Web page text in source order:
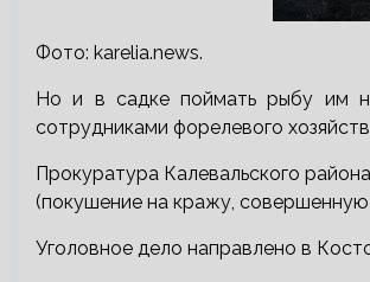
Фото: karelia.news.
Но и в садке поймать рыбу им
сотрудниками форелевого
Прокуратура Калевальского
(покушение на кражу, совершенную
Уголовное дело направлено в